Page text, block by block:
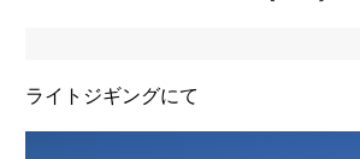
ライトジギングにて